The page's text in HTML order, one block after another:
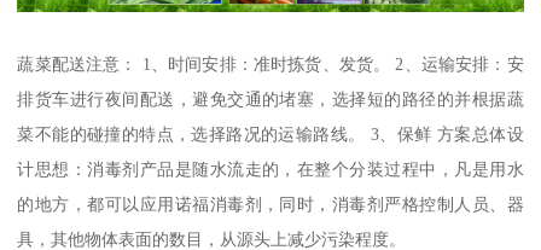
蔬菜配送注意： 1、时间安排：准时拣货、发货。 2、运输安排：安
排货车进行夜间配送，避免交通的堵塞，选择短的路径的并根据蔬
菜不能的碰撞的特点，选择路况的运输路线。 3、保鲜 方案总体设
计思想：消毒剂产品是随水流走的，在整个分装过程中，凡是用水
的地方，都可以应用诺福消毒剂，同时，消毒剂严格控制人员、器
具，其他物体表面的数目，从源头上减少污染程度。